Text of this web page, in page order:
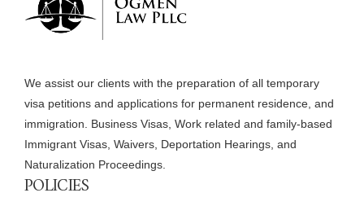
We assist our clients with the preparation of all temporary
visa petitions and applications for permanent residence, and
immigration. Business Visas, Work related and family-based
Immigrant Visas, Waivers, Deportation Hearings, and
Naturalization Proceedings.
POLICIES